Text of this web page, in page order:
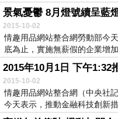
景氣憂鬱 8月燈號續呈藍
2015-10-02
情趣用品網站整合網勞動部今
底為止，實施無薪假的企業增加
2015年10月1日 下午1:32
2015-10-02
情趣用品網站整合網（中央社
今天表示，推動金融科技創新措